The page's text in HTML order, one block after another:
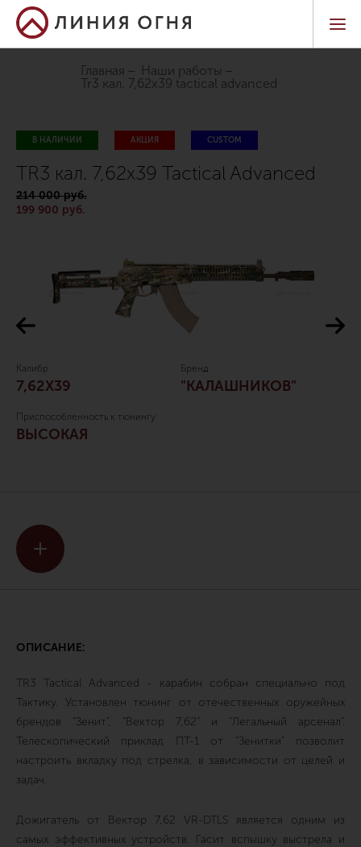
Главная
Наши работы
tr3 кал. 7,62х39 tactical advanced
В НАЛИЧИИ АКЦИЯ CUSTOM
TR3 кал. 7,62х39 Tactical Advanced
214 000 руб.
199 900 руб.
Калибр
7,62Х39
Бренд
"КАЛАШНИКОВ"
Приспособленность к тюнингу
ВЫСОКАЯ
ОПИСАНИЕ:
TR3 Tactical Advanced - карабин собран специально под
Тактику. Установлен тюнинг от отечественных оружейных
брендов "Зенит", "Вектор 7,62" и "Легальный арсенал".
Телескопический приклад ПТ-1 от "Зенитки" позволит
настроить вкладку под стрелка, в зависимости от целей и
задач.
Дожигатель от Вектор 7,62 VR-DTLS является одним из
самых эффективных устройств. Гасит вспышку выстрела и